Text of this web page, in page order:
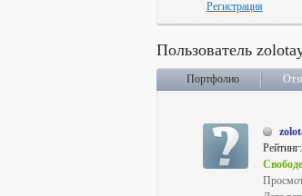
Регистрация
Пользователь
Портфолио
Рейтинг: